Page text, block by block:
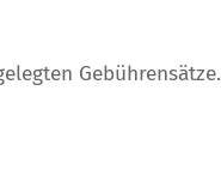
Gebührensätze.